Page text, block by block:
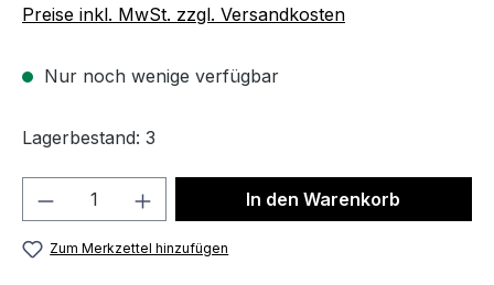
Preise inkl. MwSt. zzgl. Versandkosten
Nur noch wenige verfügbar
Lagerbestand: 3
Produkt Anzahl: Gib denIn den Warenkorb
Zum Merkzettel hinzufügen